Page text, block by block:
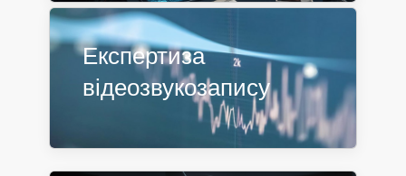
Експертиза
відеозвукозапису